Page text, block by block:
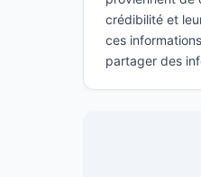
crédibilité et
ces
partager des